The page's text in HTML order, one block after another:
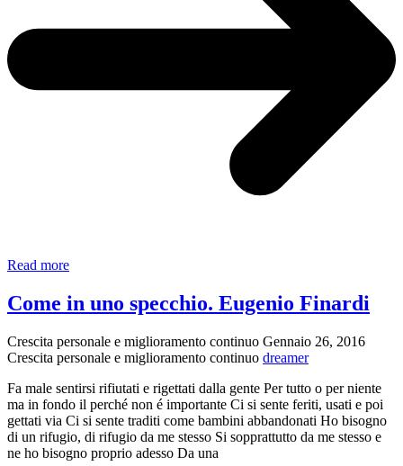
Read moreIl
del
silenzio
meditazione
Come in uno specchio. Eugenio Finardi
Crescita personale e miglioramento continuo Gennaio 26, 2016
Crescita personale e miglioramento continuo dreamer
Fa male sentirsi rifiutati e rigettati dalla gente Per tutto o per niente
ma in fondo il perché non é importante Ci si sente feriti, usati e poi
gettati via Ci si sente traditi come bambini abbandonati Ho bisogno
di un rifugio, di rifugio da me stesso Si sopprattutto da me stesso e
ne ho bisogno proprio adesso Da una